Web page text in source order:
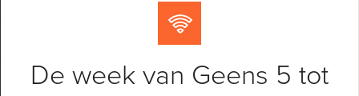
De week van Geens 5 tot